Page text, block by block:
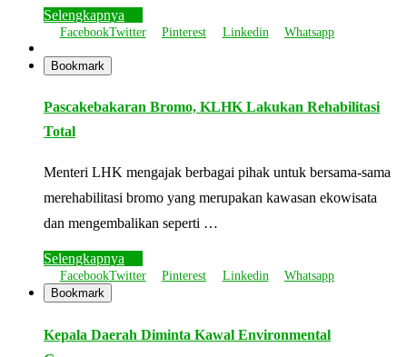
Selengkapnya
FacebookTwitter Pinterest Linkedin Whatsapp
Bookmark
Pascakebakaran Bromo, KLHK Lakukan Rehabilitasi
Total
Menteri LHK mengajak berbagai pihak untuk bersama-sama
merehabilitasi bromo yang merupakan kawasan ekowisata
dan mengembalikan seperti …
Selengkapnya
FacebookTwitter Pinterest Linkedin
Whatsapp
Bookmark
Kepala Daerah Diminta Kawal Environmental